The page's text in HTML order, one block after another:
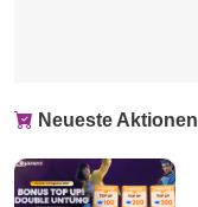
Neueste Aktionen